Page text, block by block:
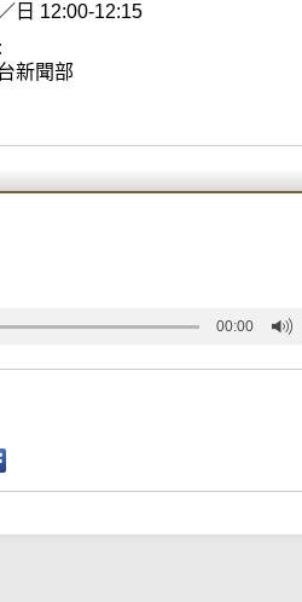
日 12:00-12:15
新聞部
00:00